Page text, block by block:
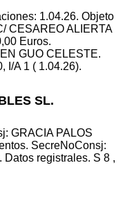
1.04.26. Objeto
CESAREO ALIERTA
Euros.
GUO CELESTE.
I/A 1 ( 1.04.26).
SL.
GRACIA PALOS
SecreNoConsj:
registrales. S 8 ,